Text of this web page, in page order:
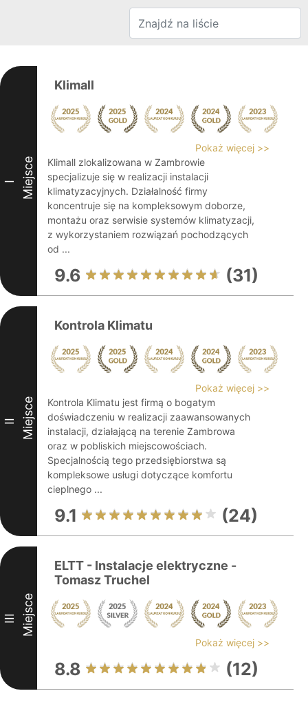
I Miejsce
Klimall
Pokaż więcej >>
Klimall zlokalizowana w Zambrowie
specjalizuje się w realizacji instalacji
klimatyzacyjnych. Działalność firmy
koncentruje się na kompleksowym doborze,
montażu oraz serwisie systemów klimatyzacji,
z wykorzystaniem rozwiązań pochodzących
od ...
9.6 (31)
II Miejsce
Kontrola Klimatu
Pokaż więcej >>
Kontrola Klimatu jest firmą o bogatym
doświadczeniu w realizacji zaawansowanych
instalacji, działającą na terenie Zambrowa
oraz w pobliskich miejscowościach.
Specjalnością tego przedsiębiorstwa są
kompleksowe usługi dotyczące komfortu
cieplnego ...
9.1 (24)
III Miejsce
ELTT - Instalacje elektryczne -
Tomasz Truchel
Pokaż więcej >>
8.8 (12)